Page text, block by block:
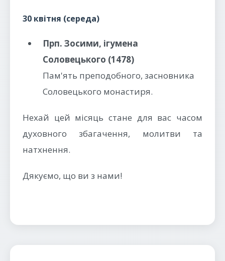
30 квітня (середа)
Прп. Зосими, ігумена
Соловецького (1478)
Пам'ять преподобного, засновника
Соловецького монастиря.
Нехай цей місяць стане для вас часом
духовного збагачення, молитви та
натхнення.
Дякуємо, що ви з нами!